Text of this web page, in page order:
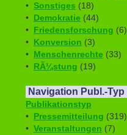
• Sonstiges (18)
• Demokratie (44)
• Friedensforschung (6)
• Konversion (3)
• Menschenrechte (33)
• RÃ¼stung (19)
Navigation Publ.-Typ
Publikationstyp
• Pressemitteilung (319)
• Veranstaltungen (7)